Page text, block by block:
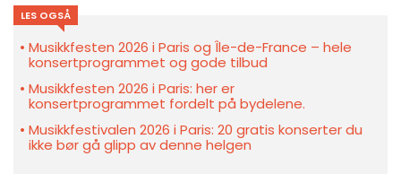
LES OGSÅ
Musikkfesten 2026 i Paris og Île-de-France – hele
konsertprogrammet og gode tilbud
Musikkfesten 2026 i Paris: her er
konsertprogrammet fordelt på bydelene.
Musikkfestivalen 2026 i Paris: 20 gratis konserter du
ikke bør gå glipp av denne helgen